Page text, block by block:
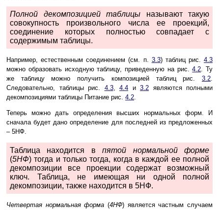
Полной декомпозицией таблицы называют такую
совокупность произвольного числа ее проекций,
соединение которых полностью совпадает с
содержимым таблицы.
Например, естественным соединением (см. п. 3.3) таблиц рис. 4.3
можно образовать исходную таблицу, приведенную на рис.4.2. Ту
же таблицу можно получить композицией таблиц рис. 3.2.
Следовательно, таблицы рис. 4.3, 4.4 и 3.2 являются полными
декомпозициями таблицы Питание рис. 4.2.
Теперь можно дать определения высших нормальных форм. И
сначала будет дано определение для последней из предложенных
– 5НФ.
Таблица находится впятой нормальной форме
(5НФ) тогда и только тогда, когда в каждой ее полной
декомпозиции все проекции содержат возможный
ключ. Таблица, не имеющая ни одной полной
декомпозиции, также находится в 5НФ.
Четвертая нормальная форма (4НФ) является частным случаем